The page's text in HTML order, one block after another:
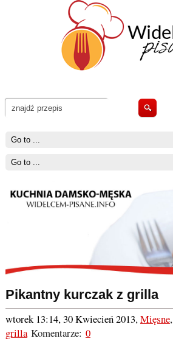
Pikantny kurczak z grilla
wtorek 13:14, 30 Kwiecień 2013,Mięsne,
grillaKomentarze: 0